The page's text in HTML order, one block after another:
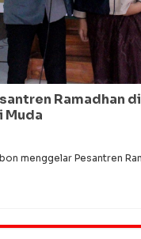
Ramadhan
Muda
menggelar Pesantren